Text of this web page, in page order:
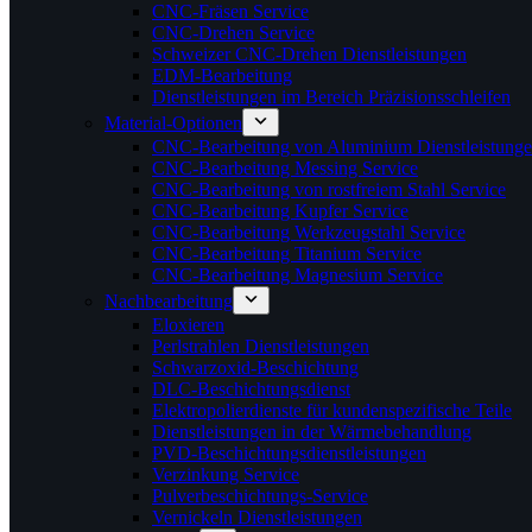
CNC-Fräsen Service
CNC-Drehen Service
Schweizer CNC-Drehen Dienstleistungen
EDM-Bearbeitung
Dienstleistungen im Bereich Präzisionsschleifen
Material-Optionen
CNC-Bearbeitung von Aluminium
CNC-Bearbeitung Messing Service
CNC-Bearbeitung von rostfreiem Stahl Service
CNC-Bearbeitung Kupfer Service
CNC-Bearbeitung Werkzeugstahl Service
CNC-Bearbeitung Titanium Service
CNC-Bearbeitung Magnesium Service
Nachbearbeitung
Eloxieren
Perlstrahlen Dienstleistungen
Schwarzoxid-Beschichtung
DLC-Beschichtungsdienst
Elektropolierdienste für kundenspezifische Teile
Dienstleistungen in der Wärmebehandlung
PVD-Beschichtungsdienstleistungen
Verzinkung Service
Pulverbeschichtungs-Service
Vernickeln Dienstleistungen